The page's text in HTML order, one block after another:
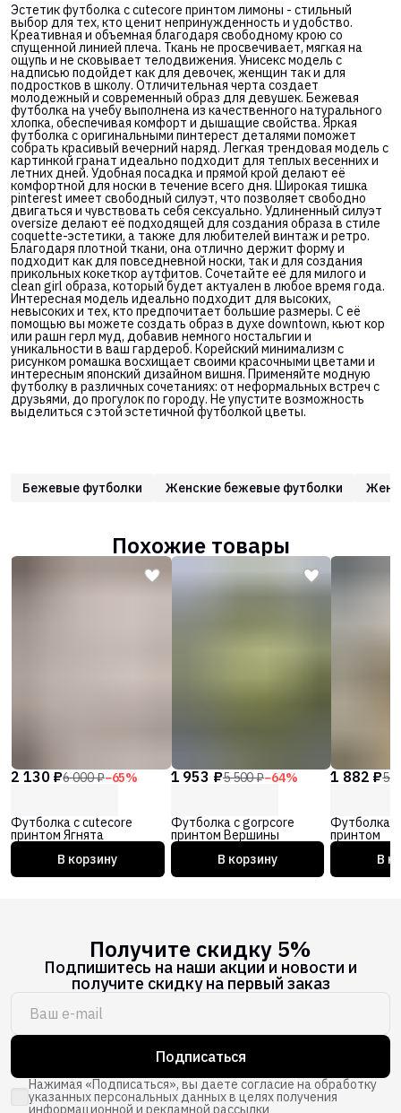
Эстетик футболка с cutecore принтом лимоны - стильный
выбор для тех, кто ценит непринужденность и удобство.
Креативная и объемная благодаря свободному крою со
спущенной линией плеча. Ткань не просвечивает, мягкая на
ощупь и не сковывает телодвижения. Унисекс модель с
надписью подойдет как для девочек, женщин так и для
подростков в школу. Отличительная черта создает
молодежный и современный образ для девушек. Бежевая
футболка на учебу выполнена из качественного натурального
хлопка, обеспечивая комфорт и дышащие свойства. Яркая
футболка с оригинальными пинтерест деталями поможет
собрать красивый вечерний наряд. Легкая трендовая модель с
картинкой гранат идеально подходит для теплых весенних и
летних дней. Удобная посадка и прямой крой делают её
комфортной для носки в течение всего дня. Широкая тишка
pinterest имеет свободный силуэт, что позволяет свободно
двигаться и чувствовать себя сексуально. Удлиненный силуэт
oversize делают её подходящей для создания образа в стиле
coquette-эстетики, а также для любителей винтаж и ретро.
Благодаря плотной ткани, она отлично держит форму и
подходит как для повседневной носки, так и для создания
прикольных кокеткор аутфитов. Сочетайте её для милого и
clean girl образа, который будет актуален в любое время года.
Интересная модель идеально подходит для высоких,
невысоких и тех, кто предпочитает большие размеры. С её
помощью вы можете создать образ в духе downtown, кьют кор
или рашн герл муд, добавив немного ностальгии и
уникальности в ваш гардероб. Корейский минимализм с
рисунком ромашка восхищает своими красочными цветами и
интересным японский дизайном вишня. Применяйте модную
футболку в различных сочетаниях: от неформальных встреч с
друзьями, до прогулок по городу. Не упустите возможность
выделиться с этой эстетичной футболкой цветы.
Бежевые футболки Женские бежевые футболки
Похожие товары
2 130 ₽6 000 ₽−65%
Футболка с cutecore
принтом Ягнята
В корзину
1 953 ₽5 500 ₽−64%
Футболка с gorpcore
принтом Вершины
В корзину
1 882 ₽5
Футболка
принтом
В
Получите скидку 5%
Подпишитесь на наши акции и новости и
получите скидку на первый заказ
Подписаться
Нажимая «Подписаться», вы даете согласие на обработку
указанных персональных данных в целях получения
информационной и рекламной рассылки